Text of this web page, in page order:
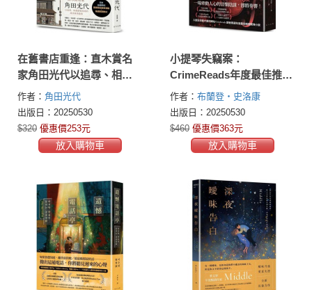
在舊書店重逢：直木賞名
家角田光代以追尋、相遇
譜寫而成的疏淡唯美篇
章！日本全國學校圖書館
協議會選編・集體閱讀教
作者： 角田光代
出版日：20250530
$320 優惠價253元
放入購物車
小提琴失竊案：
CrimeReads年度最佳推理
小說！ 「早安美國」讀書
俱樂部選書
作者： 布蘭登・史洛康
(Brendan Slocumb)
出版日：20250530
$460 優惠價363元
放入購物車